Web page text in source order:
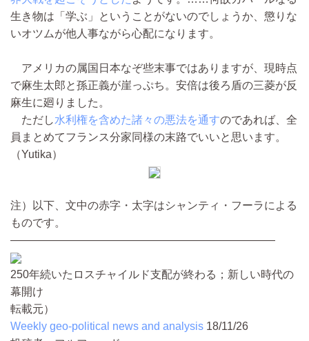
生き物は「学ぶ」ということがないのでしょうか、懲りな
いオツムが他人事ながら心配になります。
アメリカの属国日本なぞ些末事ではありますが、現時点
で麻生太郎と孫正義が崖っぷち。安倍は後ろ盾の三菱が反
麻生に廻りました。
ただし水利権を含めた諸々の悪法を通すのであれば、全
員まとめてフランス分家同様の末路でいいと思います。
（Yutika）
注）以下、文中の赤字・太字はシャンティ・フーラによる
ものです。
————————————————————————
250年続いたロスチャイルド支配が終わる；新しい時代の
幕開け
転載元）
Weekly geo-political news and analysis 18/11/26